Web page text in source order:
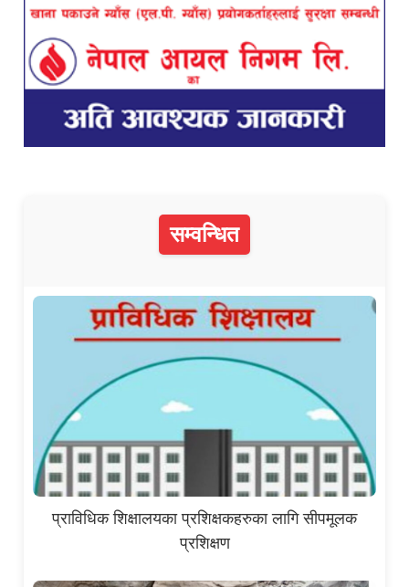
सम्वन्धित
प्राविधिक शिक्षालयका प्रशिक्षकहरुका लागि सीपमूलक
प्रशिक्षण